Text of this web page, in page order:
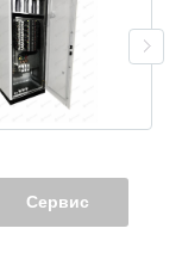
Сервис